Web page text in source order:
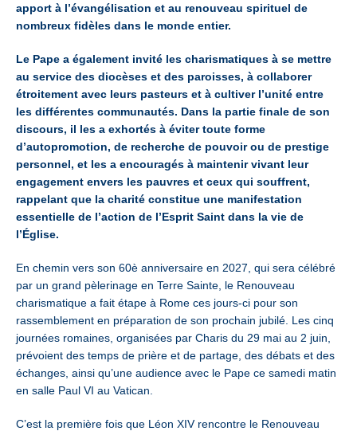
apport à l’évangélisation et au renouveau spirituel de
nombreux fidèles dans le monde entier.
Le Pape a également invité les charismatiques à se mettre
au service des diocèses et des paroisses, à collaborer
étroitement avec leurs pasteurs et à cultiver l’unité entre
les différentes communautés. Dans la partie finale de son
discours, il les a exhortés à éviter toute forme
d’autopromotion, de recherche de pouvoir ou de prestige
personnel, et les a encouragés à maintenir vivant leur
engagement envers les pauvres et ceux qui souffrent,
rappelant que la charité constitue une manifestation
essentielle de l’action de l’Esprit Saint dans la vie de
l’Église.
En chemin vers son 60è anniversaire en 2027, qui sera célébré
par un grand pèlerinage en Terre Sainte, le Renouveau
charismatique a fait étape à Rome ces jours-ci pour son
rassemblement en préparation de son prochain jubilé. Les cinq
journées romaines, organisées par Charis du 29 mai au 2 juin,
prévoient des temps de prière et de partage, des débats et des
échanges, ainsi qu’une audience avec le Pape ce samedi matin
en salle Paul VI au Vatican.
C’est la première fois que Léon XIV rencontre le Renouveau